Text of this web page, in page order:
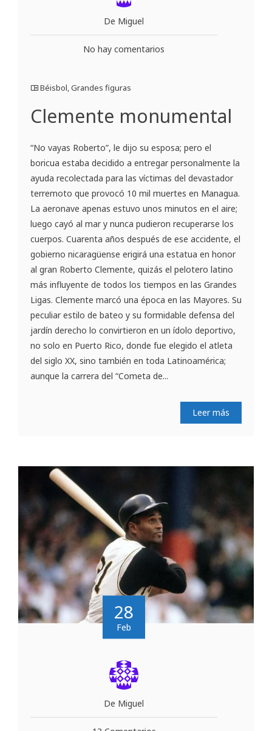
De Miguel
No hay comentarios
Béisbol,Grandes figuras
Clemente monumental
“No vayas Roberto”, le dijo su esposa; pero el
boricua estaba decidido a entregar personalmente la
ayuda recolectada para las víctimas del devastador
terremoto que provocó 10 mil muertes en Managua.
La aeronave apenas estuvo unos minutos en el aire;
luego cayó al mar y nunca pudieron recuperarse los
cuerpos. Cuarenta años después de ese accidente, el
gobierno nicaragüense erigirá una estatua en honor
al gran Roberto Clemente, quizás el pelotero latino
más influyente de todos los tiempos en las Grandes
Ligas. Clemente marcó una época en las Mayores. Su
peculiar estilo de bateo y su formidable defensa del
jardín derecho lo convirtieron en un ídolo deportivo,
no solo en Puerto Rico, donde fue elegido el atleta
del siglo XX, sino también en toda Latinoamérica;
aunque la carrera del “Cometa de...
Leer más
28
Feb
De Miguel